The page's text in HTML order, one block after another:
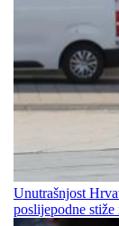
Unutrašnjost
poslijepodne stiže